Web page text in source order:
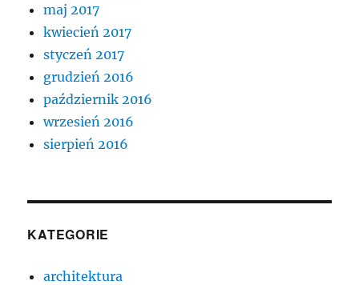
maj 2017
kwiecień 2017
styczeń 2017
grudzień 2016
październik 2016
wrzesień 2016
sierpień 2016
KATEGORIE
architektura